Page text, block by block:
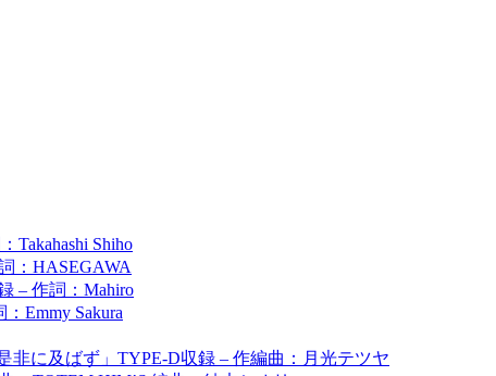
Takahashi Shiho
：HASEGAWA
– 作詞：Mahiro
Emmy Sakura
非に及ばず」TYPE-D収録 – 作編曲：月光テツヤ